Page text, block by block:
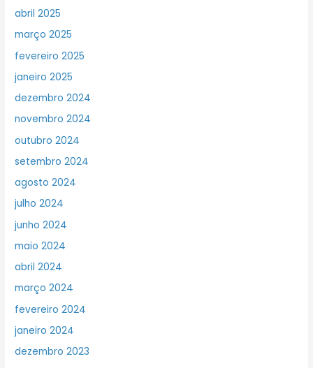
abril 2025
março 2025
fevereiro 2025
janeiro 2025
dezembro 2024
novembro 2024
outubro 2024
setembro 2024
agosto 2024
julho 2024
junho 2024
maio 2024
abril 2024
março 2024
fevereiro 2024
janeiro 2024
dezembro 2023